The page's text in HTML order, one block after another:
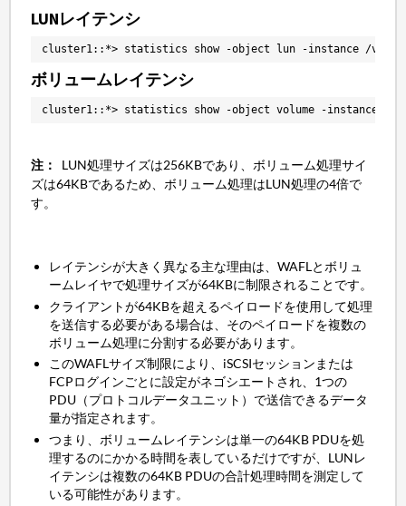
LUNレイテンシ
cluster1::*> statistics show -object lun -instance /vol/
ボリュームレイテンシ
cluster1::*> statistics show -object volume -instance
注：
LUN処理サイズは256KBであり、ボリューム処理サイ
ズは64KBであるため、ボリューム処理はLUN処理の4倍で
す。
レイテンシが大きく異なる主な理由は、WAFLとボリュ
ームレイヤで処理サイズが64KBに制限されることです。
クライアントが64KBを超えるペイロードを使用して処理
を送信する必要がある場合は、そのペイロードを複数の
ボリューム処理に分割する必要があります。
このWAFLサイズ制限により、iSCSIセッションまたは
FCPログインごとに設定がネゴシエートされ、1つの
PDU（プロトコルデータユニット）で送信できるデータ
量が指定されます。
つまり、ボリュームレイテンシは単一の64KB PDUを処
理するのにかかる時間を表しているだけですが、LUNレ
イテンシは複数の64KB PDUの合計処理時間を測定して
いる可能性があります。